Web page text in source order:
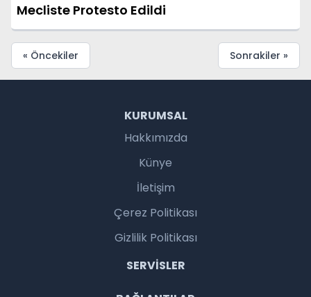
Mecliste Protesto Edildi
« Öncekiler Sonrakiler »
KURUMSAL
Hakkımızda
Künye
İletişim
Çerez Politikası
Gizlilik Politikası
SERVISLER